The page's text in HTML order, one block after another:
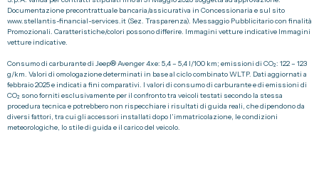
Telefono Vendita Bra
0172 439720
Telefono Officina
0173 268614
Email
Documentazione precontrattuale bancaria/assicurativa in Concessionaria e sul sito
www.stellantis-financial-services.it (Sez. Trasparenza). Messaggio Pubblicitario con finalità
Promozionali. Caratteristiche/colori possono differire. Immagini vetture indicative Immagini
vetture indicative.
Consumo di carburante di Jeep® Avenger 4xe: 5,4 – 5,4 l/100 km; emissioni di CO₂: 122 – 123
g/km. Valori di omologazione determinati in base al ciclo combinato WLTP. Dati aggiornati a
febbraio 2025 e indicati a fini comparativi. I valori di consumo di carburante e di emissioni di
CO₂ sono forniti esclusivamente per il confronto tra veicoli testati secondo la stessa
procedura tecnica e potrebbero non rispecchiare i risultati di guida reali, che dipendono da
diversi fattori, tra cui gli accessori installati dopo l’immatricolazione, le condizioni
meteorologiche, lo stile di guida e il carico del veicolo.